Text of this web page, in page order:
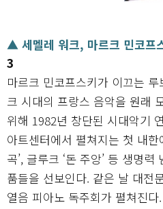
▲ 세멜레 워크, 마르크 민코프
3
마르크 민코프스키가 이끄는
크 시대의 프랑스 음악을 원래
위해 1982년 창단된 시대악기
아트센터에서 펼쳐지는 첫 내한
곡’, 글루크 ‘돈 주앙’ 등 생명
품들을 선보인다. 같은 날 대전
열음 피아노 독주회가 펼쳐진